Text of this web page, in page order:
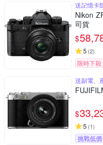
送記憶卡
Nikon
司貨
$
5 (2)
限時下殺
送副電、
$
5 (1)
挑戰低價